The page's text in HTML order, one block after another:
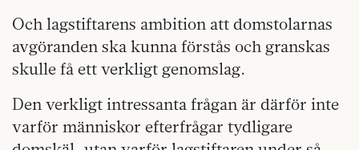
Och lagstiftarens ambition att domstolarnas
avgöranden ska kunna förstås och granskas
skulle få ett verkligt genomslag.
Den verkligt intressanta frågan är därför inte
varför människor efterfrågar tydligare